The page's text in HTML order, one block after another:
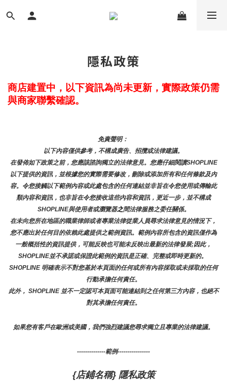
隱私政策
商店建置中，以下資訊為尚未更新，實際政策仍需
與商家聯繫確認。
免責聲明：
以下內容僅供參考，不構成廣告、招攬或法律建議。
在發佈如下政策之前，您應該諮詢獨立的法律意見。您應仔細閱讀SHOPLINE
以下提供的資訊，並根據您的實際需要修改，刪除或添加所有和任何條款及內
容。令您接觸以下範例內容或此處包含的任何連結並非旨在令您使用或傳輸此
類內容和資訊，也非旨在令您接收這些內容和資訊，更近一步，並不構成
SHOPLINE與使用者或瀏覽器之間法律服務之委任關係。
在未向您所在地區的職業律師或者專業法律從業人員尋求法律意見的情況下，
您不應出於任何目的依賴此處提供之範例資訊。範例內容所包含的資訊僅作為
一般概括性的資訊提供，可能反映也可能未反映出最新的法律發展;因此，
SHOPLINE並不承諾或保證此範例的資訊是正確、完整或即時更新的。
SHOPLINE 明確表示不對您基於本頁面的任何或所有內容採取或未採取的任何
行動承擔任何責任。
此外， SHOPLINE 並不一定認可本頁面可能連結到之任何第三方內容，也絕不
對其承擔任何責任。
如果您有客戶在歐洲或美國，我們強烈建議您尋求獨立且專業的法律建議。
--------------範例----------------
{店鋪名稱} 隱私政策